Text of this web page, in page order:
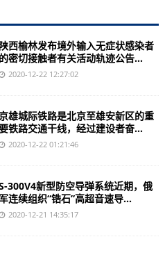
“十四五”减税降费还有多大空间
聚焦北京“摇号新政” 交管部门：夫妻间车
第三次核酸检测结果来了，四川确诊飞行员
审理“民告官”，这个法官是怎么保持“硬气”的
陕西榆林发布境外输入无症状感染者
的密切接触者有关活动轨迹公告...
2020-12-22 12:27:02
京雄城际铁路是北京至雄安新区的重
铁路交通干线，经过建设者奋...
2020-12-22 01:21:46
300V4新型防空导弹系统近期，俄
军连续组织“锆石”高超音速导...
2020-12-21 14:35:17